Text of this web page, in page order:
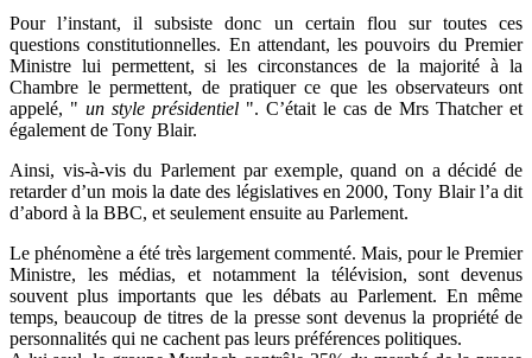
Pour l’instant, il subsiste donc un certain flou sur toutes ces
questions constitutionnelles. En attendant, les pouvoirs du Premier
Ministre lui permettent, si les circonstances de la majorité à la
Chambre le permettent, de pratiquer ce que les observateurs ont
appelé, " un style présidentiel ". C’était le cas de Mrs Thatcher et
également de Tony Blair.
Ainsi, vis-à-vis du Parlement par exemple, quand on a décidé de
retarder d’un mois la date des législatives en 2000, Tony Blair l’a dit
d’abord à la BBC, et seulement ensuite au Parlement.
Le phénomène a été très largement commenté. Mais, pour le Premier
Ministre, les médias, et notamment la télévision, sont devenus
souvent plus importants que les débats au Parlement. En même
temps, beaucoup de titres de la presse sont devenus la propriété de
personnalités qui ne cachent pas leurs préférences politiques.